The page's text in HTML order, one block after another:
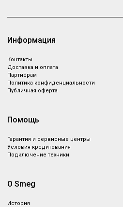
Информация
Контакты
Доставка и оплата
Партнёрам
Политика конфиденциальности
Публичная оферта
Помощь
Гарантия и сервисные центры
Условия кредитования
Подключение техники
О Smeg
История